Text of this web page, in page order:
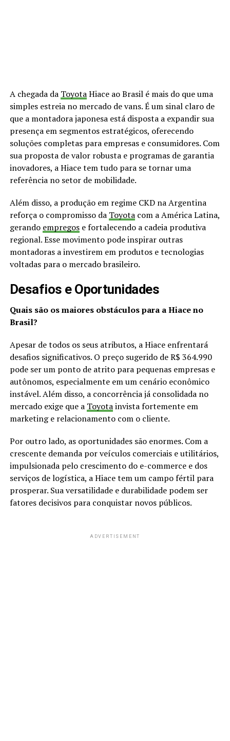
A chegada da ToyotaHiace ao Brasil é mais do que uma
simples estreia no mercado de vans. É um sinal claro de
que a montadora japonesa está disposta a expandir sua
presença em segmentos estratégicos, oferecendo
soluções completas para empresas e consumidores. Com
sua proposta de valor robusta e programas de garantia
inovadores, a Hiace tem tudo para se tornar uma
referência no setor de mobilidade.
Além disso, a produção em regime CKD na Argentina
reforça o compromisso da Toyotacom a América Latina,
gerando empregose fortalecendo a cadeia produtiva
regional. Esse movimento pode inspirar outras
montadoras a investirem em produtos e tecnologias
voltadas para o mercado brasileiro.
Desafios e Oportunidades
Quais são os maiores obstáculos para a Hiace no
Brasil?
Apesar de todos os seus atributos, a Hiace enfrentará
desafios significativos. O preço sugerido de R$ 364.990
pode ser um ponto de atrito para pequenas empresas e
autônomos, especialmente em um cenário econômico
instável. Além disso, a concorrência já consolidada no
mercado exige que a Toyotainvista fortemente em
marketing e relacionamento com o cliente.
Por outro lado, as oportunidades são enormes. Com a
crescente demanda por veículos comerciais e utilitários,
impulsionada pelo crescimento do e-commerce e dos
serviços de logística, a Hiace tem um campo fértil para
prosperar. Sua versatilidade e durabilidade podem ser
fatores decisivos para conquistar novos públicos.
ADVERTISEMENT